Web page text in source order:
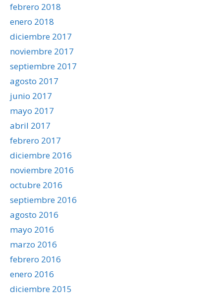
febrero 2018
enero 2018
diciembre 2017
noviembre 2017
septiembre 2017
agosto 2017
junio 2017
mayo 2017
abril 2017
febrero 2017
diciembre 2016
noviembre 2016
octubre 2016
septiembre 2016
agosto 2016
mayo 2016
marzo 2016
febrero 2016
enero 2016
diciembre 2015